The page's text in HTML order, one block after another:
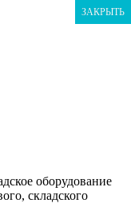
оборудование
складского
ЗАКРЫТЬ